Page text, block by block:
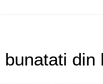
bunatati din